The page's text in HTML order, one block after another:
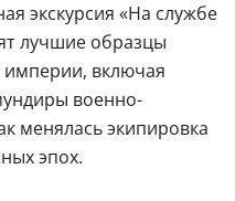
между СССР и
и одновременно
советского
Большая